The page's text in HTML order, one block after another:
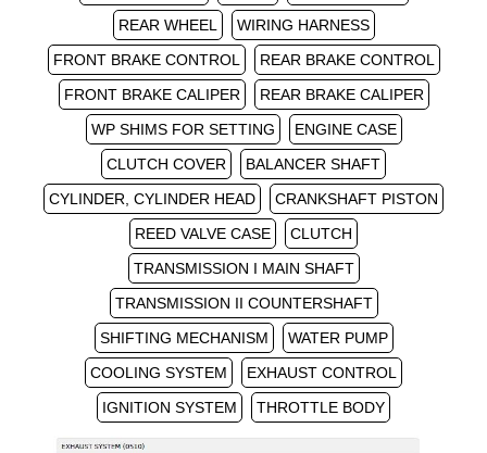
REAR WHEEL
WIRING HARNESS
FRONT BRAKE CONTROL
REAR BRAKE CONTROL
FRONT BRAKE CALIPER
REAR BRAKE CALIPER
WP SHIMS FOR SETTING
ENGINE CASE
CLUTCH COVER
BALANCER SHAFT
CYLINDER, CYLINDER HEAD
CRANKSHAFT PISTON
REED VALVE CASE
CLUTCH
TRANSMISSION I MAIN SHAFT
TRANSMISSION II COUNTERSHAFT
SHIFTING MECHANISM
WATER PUMP
COOLING SYSTEM
EXHAUST CONTROL
IGNITION SYSTEM
THROTTLE BODY